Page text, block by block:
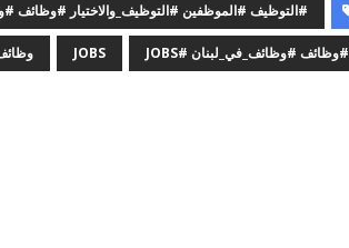
#التوظيف #الموظفين #التوظيف_والاختيار
#وظائف #وظائف_في_لبنان #JOBS JOBS